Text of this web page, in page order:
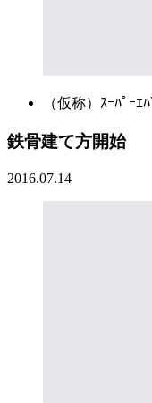
（仮称）ｽｰﾊﾟｰ
鉄骨建て方開始
2016.07.14